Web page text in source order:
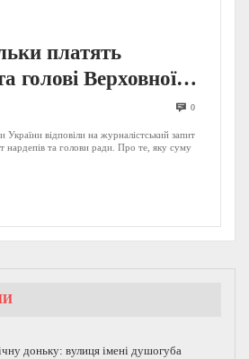
платять
голові Верховної
0
України відповіли на журналістський запит
нардепів та голови ради. Про те, яку суму
доньку: вулиця імені душогуба